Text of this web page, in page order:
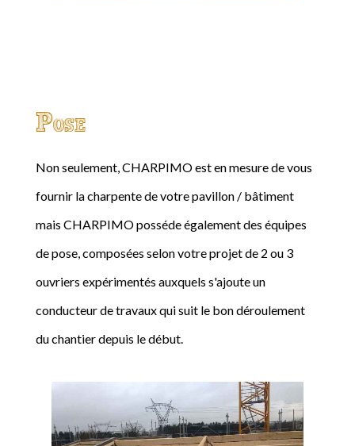
Pose
Non seulement, CHARPIMO est en mesure de vous
fournir la charpente de votre pavillon / bâtiment
mais CHARPIMO posséde également des équipes
de pose, composées selon votre projet de 2 ou 3
ouvriers expérimentés auxquels s'ajoute un
conducteur de travaux qui suit le bon déroulement
du chantier depuis le début.